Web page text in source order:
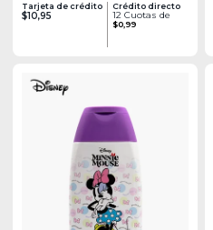
Tarjeta de crédito
$10,95
Crédito directo
12 Cuotas de
$0,99